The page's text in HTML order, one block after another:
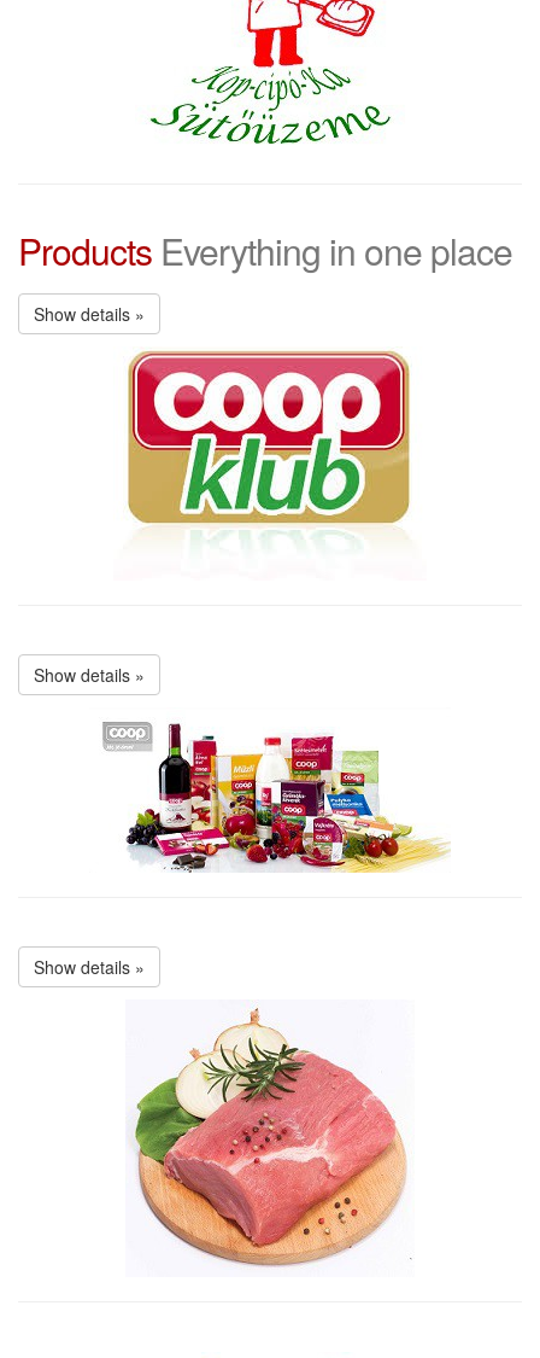
Products Everything in one place
Show details »
Show details »
Show details »